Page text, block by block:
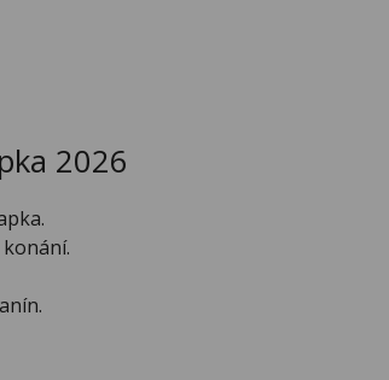
2026